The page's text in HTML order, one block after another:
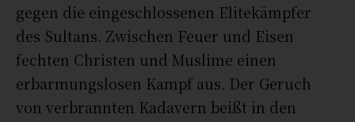
gegen die eingeschlossenen Elitekämpfer
des Sultans. Zwischen Feuer und Eisen
fechten Christen und Muslime einen
erbarmungslosen Kampf aus. Der Geruch
von verbrannten Kadavern beißt in den